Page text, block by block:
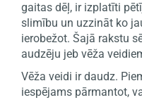
gaitas dēļ, ir izplatīti
slimību un uzzināt ko
ierobežot. Šajā rakstu
audzēju jeb vēža
Vēža veidi ir daudz.
iespējams pārmantot,